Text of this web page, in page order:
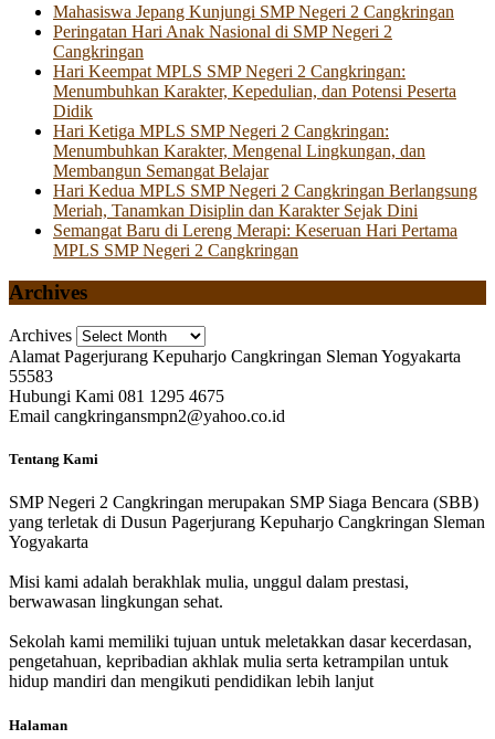
Mahasiswa Jepang Kunjungi SMP Negeri 2 Cangkringan
Peringatan Hari Anak Nasional di SMP Negeri 2
Cangkringan
Hari Keempat MPLS SMP Negeri 2 Cangkringan:
Menumbuhkan Karakter, Kepedulian, dan Potensi Peserta
Didik
Hari Ketiga MPLS SMP Negeri 2 Cangkringan:
Menumbuhkan Karakter, Mengenal Lingkungan, dan
Membangun Semangat Belajar
Hari Kedua MPLS SMP Negeri 2 Cangkringan Berlangsung
Meriah, Tanamkan Disiplin dan Karakter Sejak Dini
Semangat Baru di Lereng Merapi: Keseruan Hari Pertama
MPLS SMP Negeri 2 Cangkringan
Archives
Archives
Alamat Pagerjurang Kepuharjo Cangkringan Sleman Yogyakarta
55583
Hubungi Kami 081 1295 4675
Email cangkringansmpn2@yahoo.co.id
Tentang Kami
SMP Negeri 2 Cangkringan merupakan SMP Siaga Bencara (SBB)
yang terletak di Dusun Pagerjurang Kepuharjo Cangkringan Sleman
Yogyakarta
Misi kami adalah berakhlak mulia, unggul dalam prestasi,
berwawasan lingkungan sehat.
Sekolah kami memiliki tujuan untuk meletakkan dasar kecerdasan,
pengetahuan, kepribadian akhlak mulia serta ketrampilan untuk
hidup mandiri dan mengikuti pendidikan lebih lanjut
Halaman